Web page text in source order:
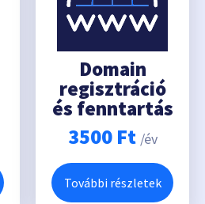
Domain
regisztráció
és fenntartás
3500 Ft /év
További részletek